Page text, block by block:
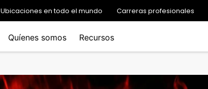
Ubicaciones en todo el mundo Carreras profesionales
Quíenes somos Recursos